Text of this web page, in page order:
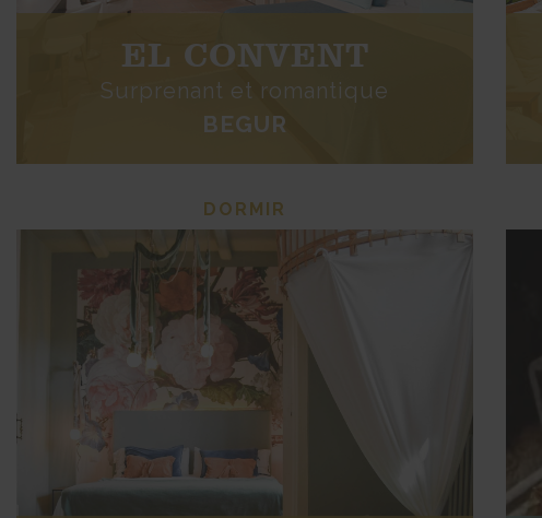
EL CONVENT
Surprenant et romantique
BEGUR
DORMIR